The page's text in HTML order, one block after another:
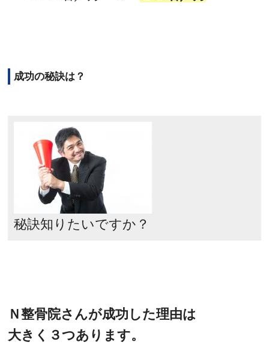
成功の秘訣は？
秘訣知りたいですか？
Ｎ整骨院さんが成功した理由は
大きく３つあります。